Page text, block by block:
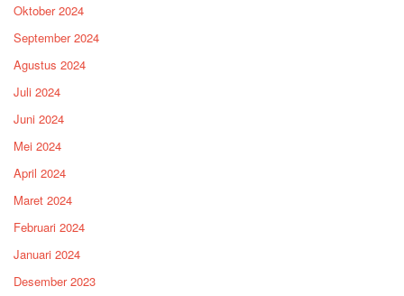
Oktober 2024
September 2024
Agustus 2024
Juli 2024
Juni 2024
Mei 2024
April 2024
Maret 2024
Februari 2024
Januari 2024
Desember 2023